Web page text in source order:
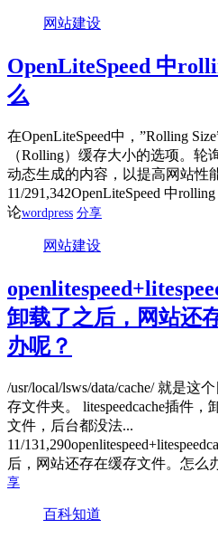
网站建设
OpenLiteSpeed 中
么
在OpenLiteSpeed中，”Rolling
（Rolling）缓存大小的选项。
动态生成的内容，以提高网站性
11/291,342OpenLiteSpeed 中
论wordpress 分享
网站建设
卸载了之后，网站还
办呢？
/usr/local/lsws/data/cache/ 就是这
存文件夹。 litespeedcache插件
文件，后台都没法...
11/131,290
后，网站还存在缓存文件。怎么
享
百科知道